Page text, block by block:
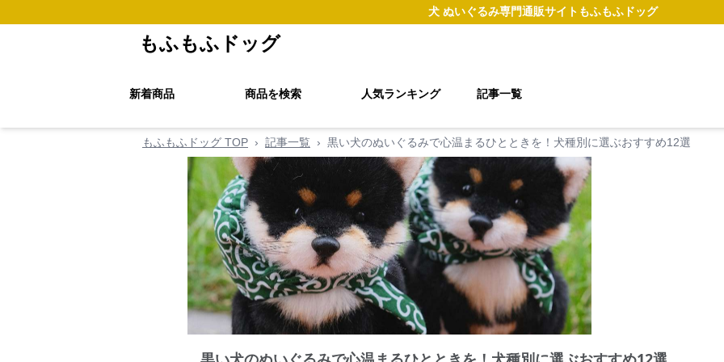
犬 ぬいぐるみ専門通販サイト もふもふドッグ
もふもふドッグ
新着商品 商品を検索 人気ランキング 記事一覧
もふもふドッグ TOP › 記事一覧 › 黒い犬のぬいぐるみで心温まるひとときを！犬種別に選ぶおすすめ12選